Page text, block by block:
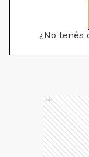
¿No tenés
Ads